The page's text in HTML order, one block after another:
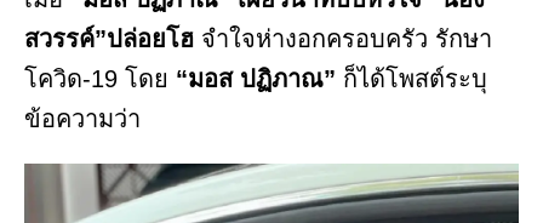
สวรรค์”ปล่อยโฮ จำใจห่างอกครอบครัว รักษา
โควิด-19 โดย “มอส ปฏิภาณ” ก็ได้โพสต์ระบุ
ข้อความว่า